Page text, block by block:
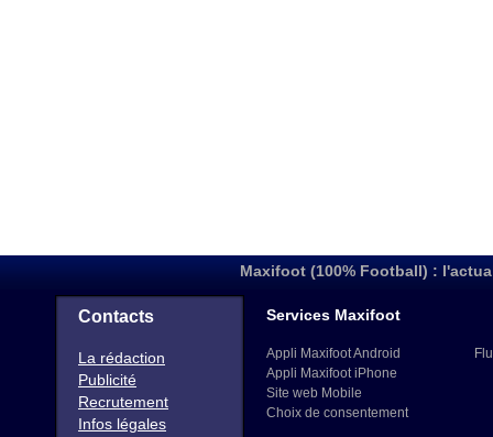
Maxifoot (100% Football) :
Contacts
La rédaction
Publicité
Recrutement
Infos légales
Services Maxifoot
Appli Maxifoot Android
Appli Maxifoot iPhone
Site web Mobile
Choix de consentement